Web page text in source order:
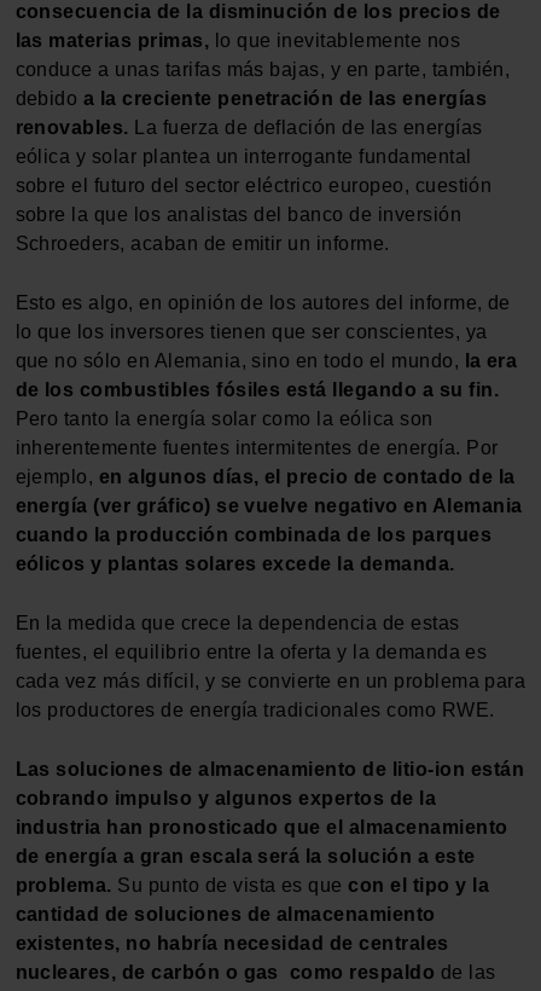
consecuencia de la disminución de los precios de
las materias primas, lo que inevitablemente nos
conduce a unas tarifas más bajas, y en parte, también,
debido a la creciente penetración de las energías
renovables.
La fuerza de deflación de las energías
eólica y solar plantea un interrogante fundamental
sobre el futuro del sector eléctrico europeo, cuestión
sobre la que los analistas del banco de inversión
Schroeders, acaban de emitir un informe.
Esto es algo, en opinión de los autores del informe, de
lo que los inversores tienen que ser conscientes, ya
que no sólo en Alemania, sino en todo el mundo, la era
de los combustibles fósiles está llegando a su fin.
Pero tanto la energía solar como la eólica son
inherentemente fuentes intermitentes de energía. Por
ejemplo, en algunos días, el precio de contado de la
energía (ver gráfico) se vuelve negativo en Alemania
cuando la producción combinada de los parques
eólicos y plantas solares excede la demanda.
En la medida que crece la dependencia de estas
fuentes, el equilibrio entre la oferta y la demanda es
cada vez más difícil, y se convierte en un problema para
los productores de energía tradicionales como RWE.
Las soluciones de almacenamiento de litio-ion están
cobrando impulso y algunos expertos de la
industria han pronosticado que el almacenamiento
de energía a gran escala será la solución a este
problema. Su punto de vista es que con el tipo y la
cantidad de soluciones de almacenamiento
existentes, no habría necesidad de centrales
nucleares, de carbón o gas como respaldo de las